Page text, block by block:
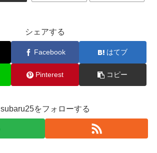
シェアする
Facebook はてブ
Pinterest コピー
subaru25をフォローする